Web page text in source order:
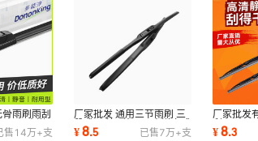
雨刷雨刮
支送
售 14万+支
厂家批发 通用三节雨刷 三
段式雨刮器片100支送立式
展架
¥8.5 已售7万+支
厂家批发
刮器
支送立式
¥8.3